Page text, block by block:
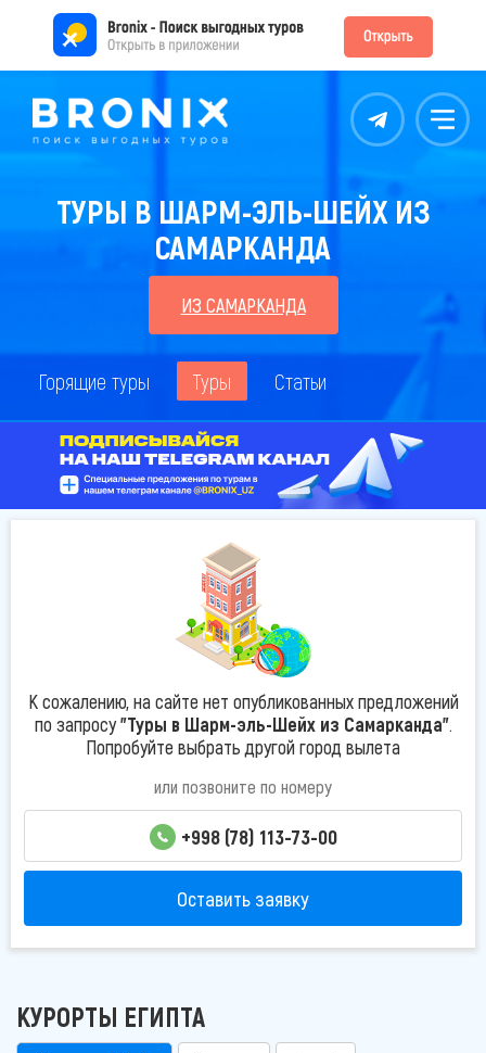
Контакты Меню
ТУРЫ В ШАРМ-ЭЛЬ-ШЕЙХ ИЗ
САМАРКАНДА
ИЗ САМАРКАНДА
Горящие туры Туры Статьи
К сожалению, на сайте нет опубликованных предложений
по запросу"Туры в Шарм-эль-Шейх из Самарканда".
Попробуйте выбрать другой город вылета
или позвоните по номеру
+998 (78) 113-73-00
Оставить заявку
КУРОРТЫ ЕГИПТА